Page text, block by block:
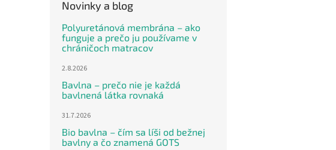
Novinky a blog
Polyuretánová membrána – ako
funguje a prečo ju používame v
chráničoch matracov
2.8.2026
Bavlna – prečo nie je každá
bavlnená látka rovnaká
31.7.2026
Bio bavlna – čím sa líši od bežnej
bavlny a čo znamená GOTS